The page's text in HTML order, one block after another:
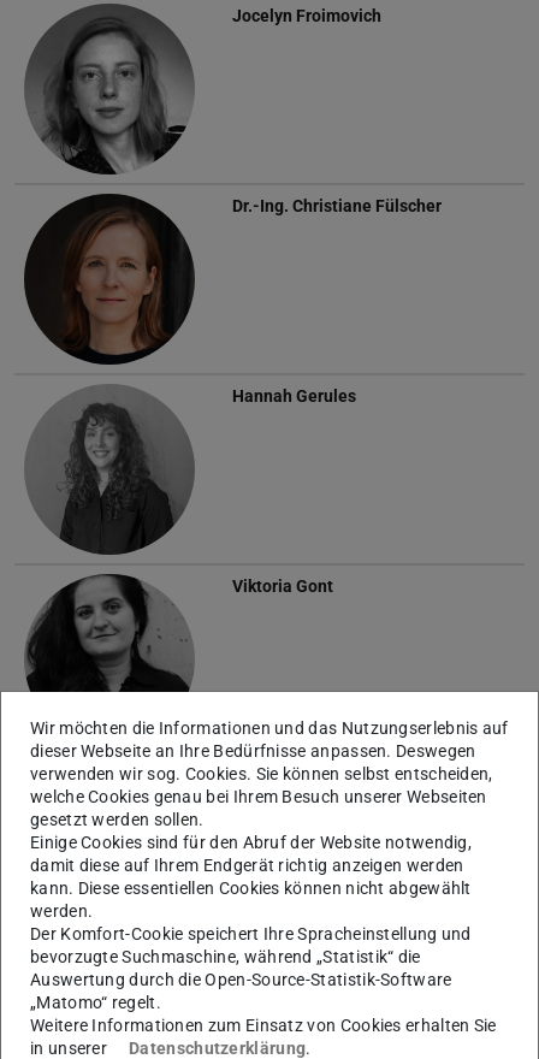
Jocelyn Froimovich
Dr.-Ing. Christiane Fülscher
Hannah Gerules
Viktoria Gont
Catherine Greiner
Dr.Sara Honarmand Ebrahimi
Wir möchten die Informationen und das Nutzungserlebnis auf
dieser Webseite an Ihre Bedürfnisse anpassen. Deswegen
verwenden wir sog. Cookies. Sie können selbst entscheiden,
welche Cookies genau bei Ihrem Besuch unserer Webseiten
gesetzt werden sollen.
Einige Cookies sind für den Abruf der Website notwendig,
damit diese auf Ihrem Endgerät richtig anzeigen werden
kann. Diese essentiellen Cookies können nicht abgewählt
werden.
Der Komfort-Cookie speichert Ihre Spracheinstellung und
bevorzugte Suchmaschine, während „Statistik“ die
Auswertung durch die Open-Source-Statistik-Software
„Matomo“ regelt.
Weitere Informationen zum Einsatz von Cookies erhalten Sie
in unserer
Datenschutzerklärung.